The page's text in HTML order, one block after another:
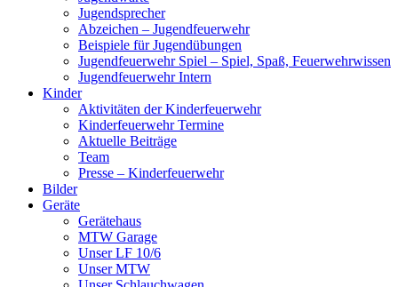
Jugendsprecher
Abzeichen – Jugendfeuerwehr
Beispiele für Jugendübungen
Jugendfeuerwehr Spiel – Spiel, Spaß, Feuerwehrwissen
Jugendfeuerwehr Intern
Kinder
Aktivitäten der Kinderfeuerwehr
Kinderfeuerwehr Termine
Aktuelle Beiträge
Team
Presse – Kinderfeuerwehr
Bilder
Geräte
Gerätehaus
MTW Garage
Unser LF 10/6
Unser MTW